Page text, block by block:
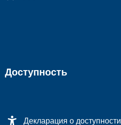
Доступность
Декларация о доступности